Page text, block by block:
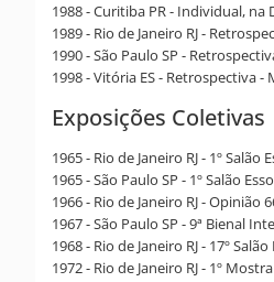
1988 - Curitiba PR - Individual,
1989 - Rio de Janeiro RJ -
1990 - São Paulo SP -
1998 - Vitória ES - Retrospectiva
Exposições Coletivas
1965 - Rio de Janeiro RJ - 1º
1965 - São Paulo SP - 1º Salão
1966 - Rio de Janeiro RJ - Opinião
1967 - São Paulo SP - 9ª Bienal
1968 - Rio de Janeiro RJ - 17º
1972 - Rio de Janeiro RJ - 1º